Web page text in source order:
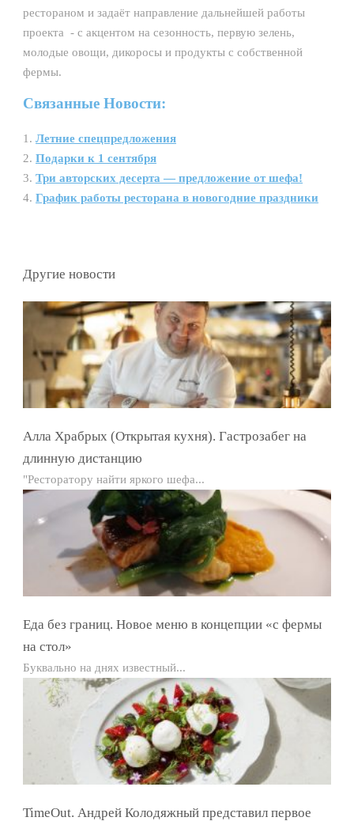
рестораном и задаёт направление дальнейшей работы
проекта - с акцентом на сезонность, первую зелень,
молодые овощи, дикоросы и продукты с собственной
фермы.
Связанные Новости:
Летние спецпредложения
Подарки к 1 сентября
Три авторских десерта — предложение от шефа!
График работы ресторана в новогодние праздники
Другие новости
Алла Храбрых (Открытая кухня). Гастрозабег на
длинную дистанцию
"Ресторатору найти яркого шефа...
Еда без границ. Новое меню в концепции «с фермы
на стол»
Буквально на днях известный...
TimeOut. Андрей Колодяжный представил первое